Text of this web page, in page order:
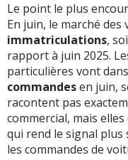
Le point le plus
En juin, le marché
immatriculations,
rapport à juin 2025.
particulières vont
commandesen juin,
racontent pas
commercial, mais
qui rend le signal plus
les commandes de